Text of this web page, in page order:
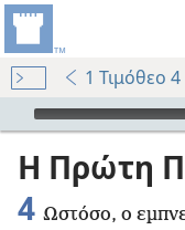
1 Τιμόθεο 4
Audio Player
Η Πρώτη
4 Ωστόσο, ο